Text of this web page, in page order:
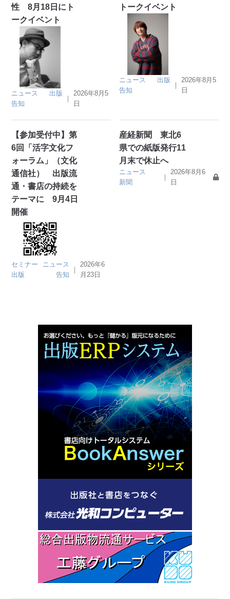
性 8月18日にト
ークイベント
ニュース
出版
告知
｜
2026年8月5
日
トークイベント
ニュース
出版
告知
｜
2026年8月5
日
【参加受付中】第
6回「活字文化フ
ォーラム」（文化
通信社） 出版流
通・書店の持続を
テーマに 9月4日
開催
セミナー
ニュース
出版
告知
｜
2026年6
月23日
産経新聞 東北6
県での紙版発行11
月末で休止へ
ニュース
新聞
｜
2026年8月6
日